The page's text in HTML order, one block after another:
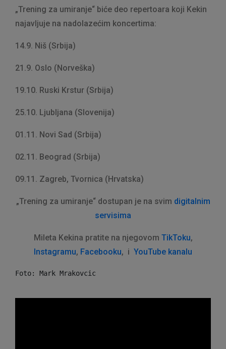
„Trening za umiranje“ biće deo repertoara koji Kekin
najavljuje na nadolazećim koncertima:
14.9. Niš (Srbija)
21.9. Oslo (Norveška)
19.10. Ruski Krstur (Srbija)
25.10. Ljubljana (Slovenija)
01.11. Novi Sad (Srbija)
02.11. Beograd (Srbija)
09.11. Zagreb, Tvornica (Hrvatska)
„Trening za umiranje“ dostupan je na svim digitalnim
servisima
Mileta Kekina pratite na njegovom TikToku,
Instagramu, Facebooku, i YouTube kanalu
Foto: Mark Mrakovcic